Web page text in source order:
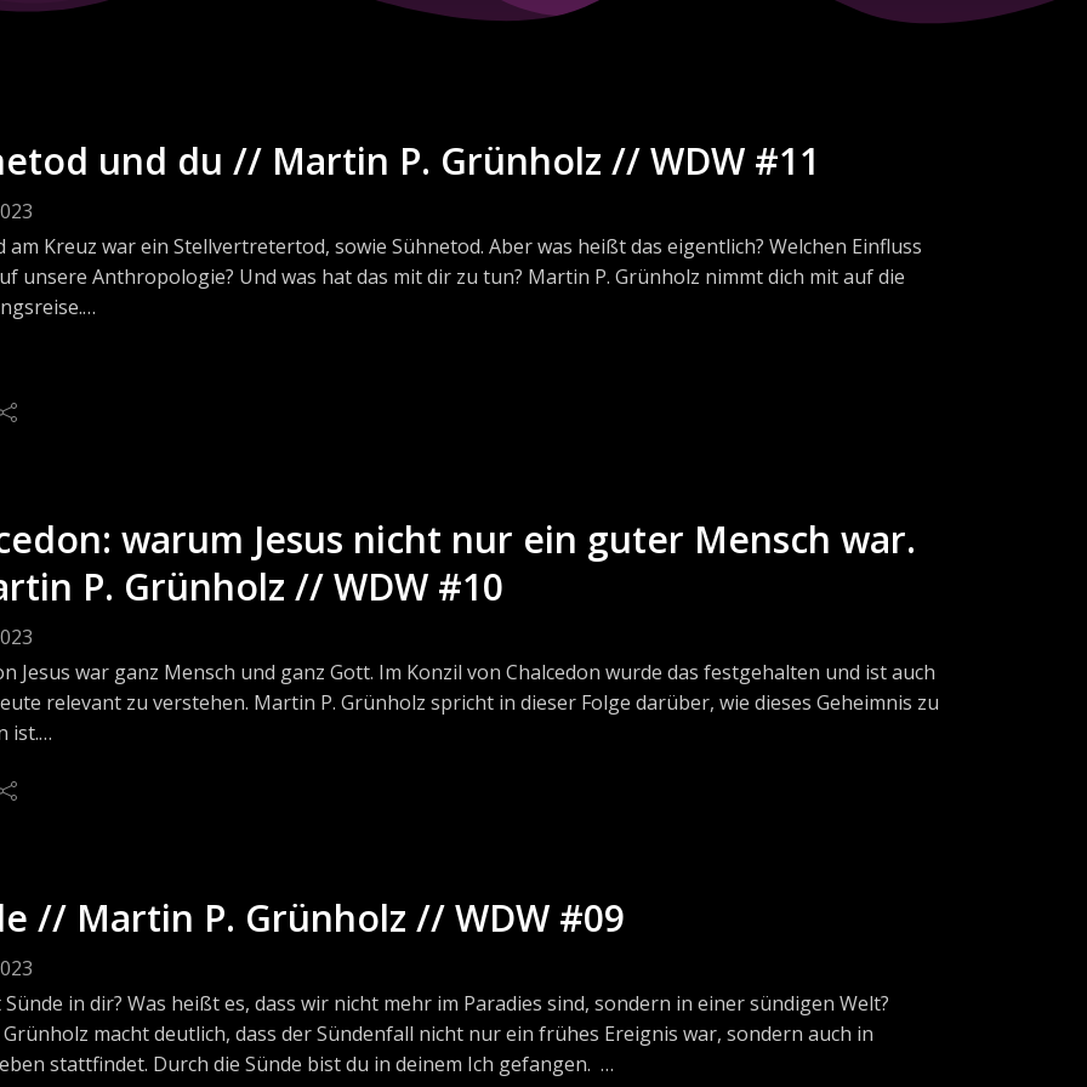
und du // Martin P. Grünholz // WDW #11
am Kreuz war ein Stellvertretertod, sowie Sühnetod. Aber was heißt das eigentlich? Welchen Einfluss
unsere Anthropologie? Und was hat das mit dir zu tun? Martin P. Grünholz nimmt dich mit auf die
du noch mehr dazu lesen möchtest, dann empfehle ich dir, wenn du noch weiter über die Bedeutung
nachdenken möchtest:
glauben. erleben. (Studentenmission in Deutschland e.V. - Netzwerk von Christen in Schule,
und Beruf).
dann:
D. (2016) Nachfolge. Edited by P. Zimmerling. Giessen: Brunnen Verlag GmbH.
Keine Kompromisse. 5. Auflage. Frontiers Books.
https://wennduwuesstest.podbean.com/ für Kommentare, oder deine Frage, zu der wir mal eine Folge
warum Jesus nicht nur ein guter Mensch war.
P. Grünholz // WDW #10
Jesus war ganz Mensch und ganz Gott. Im Konzil von Chalcedon wurde das festgehalten und ist auch
relevant zu verstehen. Martin P. Grünholz spricht in dieser Folge darüber, wie dieses Geheimnis zu
ist.
in deutscher Übersetzung. Dort kannst du lesen, was die ersten Generationen von Christen
Thema von heute empfehle ich dir von
Vom Leib Christi (https://bkv.unifr.ch/de/works/cpl-18/versions/uber-den-leib-christi-bkv/divisions/2)
Lyon: Gegen die Häresien (https://bkv.unifr.ch/de/works/cpg-1306/versions/gegen-die-haresien-
4)
// Martin P. Grünholz // WDW #09
in dir? Was heißt es, dass wir nicht mehr im Paradies sind, sondern in einer sündigen Welt?
macht deutlich, dass der Sündenfall nicht nur ein frühes Ereignis war, sondern auch in
stattfindet. Durch die Sünde bist du in deinem Ich gefangen.